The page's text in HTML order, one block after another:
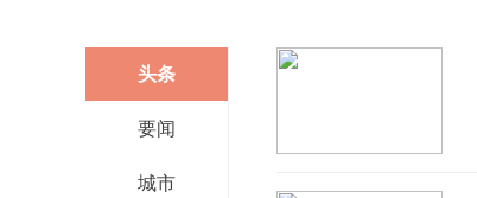
头条
要闻
城市